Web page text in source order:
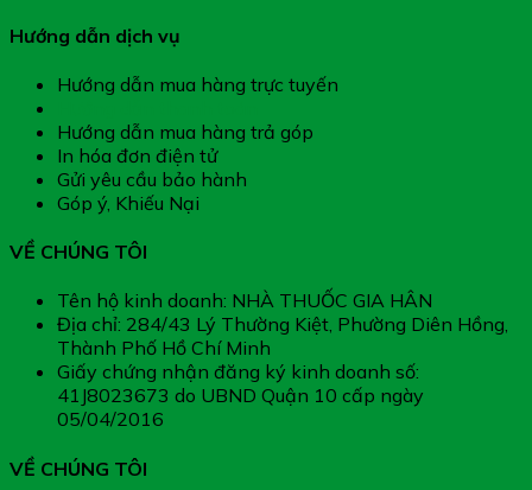
Hướng dẫn dịch vụ
Hướng dẫn mua hàng trực tuyến
Hướng dẫn mua hàng trả góp
In hóa đơn điện tử
Gửi yêu cầu bảo hành
Góp ý, Khiếu Nại
VỀ CHÚNG TÔI
Tên hộ kinh doanh: NHÀ THUỐC GIA HÂN
Địa chỉ: 284/43 Lý Thường Kiệt, Phường Diên Hồng,
Thành Phố Hồ Chí Minh
Giấy chứng nhận đăng ký kinh doanh số:
41J8023673 do UBND Quận 10 cấp ngày
05/04/2016
VỀ CHÚNG TÔI